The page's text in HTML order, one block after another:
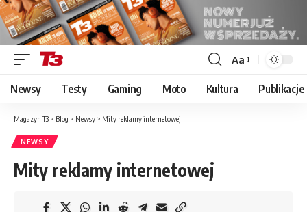
Font
Resizer
Aa
Newsy Testy Gaming Moto Kultura Publikacje
Magazyn T3 > Blog > Newsy > Mity reklamy internetowej
NEWSY
Mity reklamy internetowej